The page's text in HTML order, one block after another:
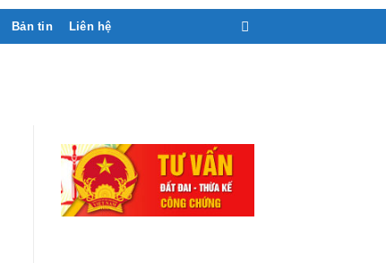
Bản tin Liên hệ